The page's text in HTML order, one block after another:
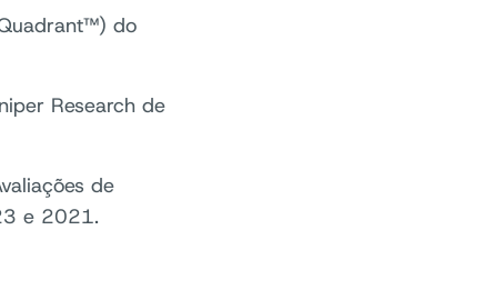
do
Research de
de
e 2021.